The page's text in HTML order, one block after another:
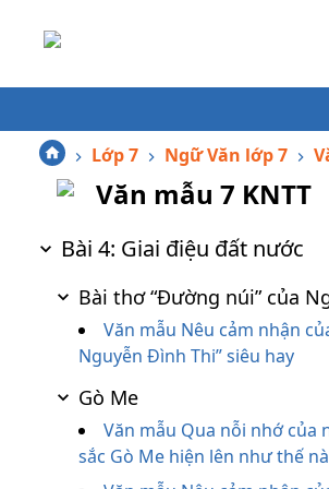
Lớp 7 Ngữ Văn lớp 7
Văn mẫu 7 KNTT
Bài 4: Giai điệu đất nước
Bài thơ “Đường núi” của
Văn mẫu Nêu cảm nhận
Nguyễn Đình Thi” siêu hay
Gò Me
Văn mẫu Qua nỗi nhớ của
sắc Gò Me hiện lên như thế